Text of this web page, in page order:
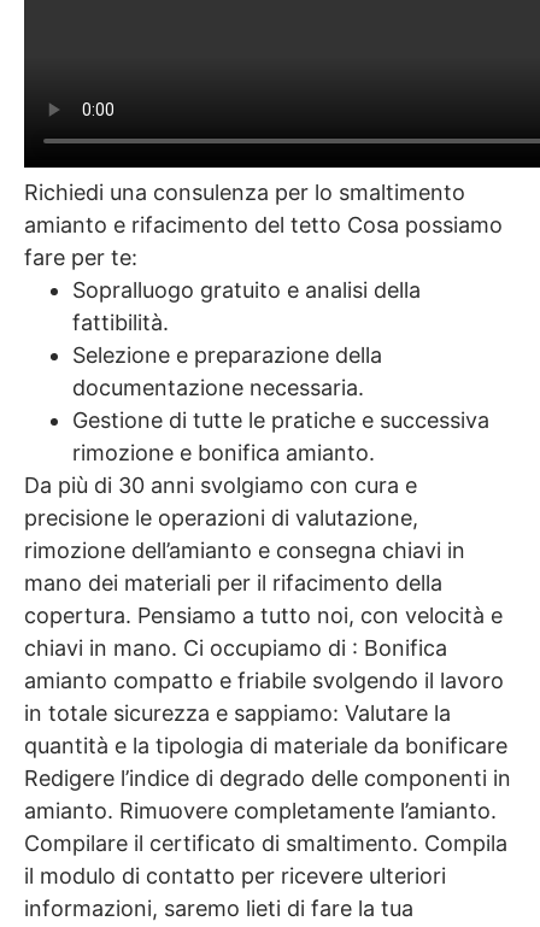
Richiedi una consulenza per lo smaltimento
amianto e rifacimento del tetto Cosa possiamo
fare per te:
Sopralluogo gratuito e analisi della
fattibilità.
Selezione e preparazione della
documentazione necessaria.
Gestione di tutte le pratiche e successiva
rimozione e bonifica amianto.
Da più di 30 anni svolgiamo con cura e
precisione le operazioni di valutazione,
rimozione dell’amianto e consegna chiavi in
mano dei materiali per il rifacimento della
copertura. Pensiamo a tutto noi, con velocità e
chiavi in mano. Ci occupiamo di : Bonifica
amianto compatto e friabile svolgendo il lavoro
in totale sicurezza e sappiamo: Valutare la
quantità e la tipologia di materiale da bonificare
Redigere l’indice di degrado delle componenti in
amianto. Rimuovere completamente l’amianto.
Compilare il certificato di smaltimento. Compila
il modulo di contatto per ricevere ulteriori
informazioni, saremo lieti di fare la tua